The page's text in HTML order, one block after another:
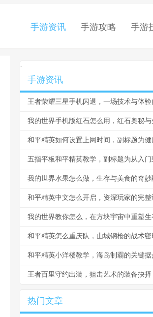
手游资讯 手游攻略 手游
.
手游资讯
我的世界手机版红石怎么用，红石奥秘
我的世界水果怎么做，生存与美食的奇妙
和平精英中文怎么开启，资深玩家的完
和平精英怎么重庆队，山城钢枪的战术密
和平精英小洋楼教学，海岛制霸的关键据
热门文章